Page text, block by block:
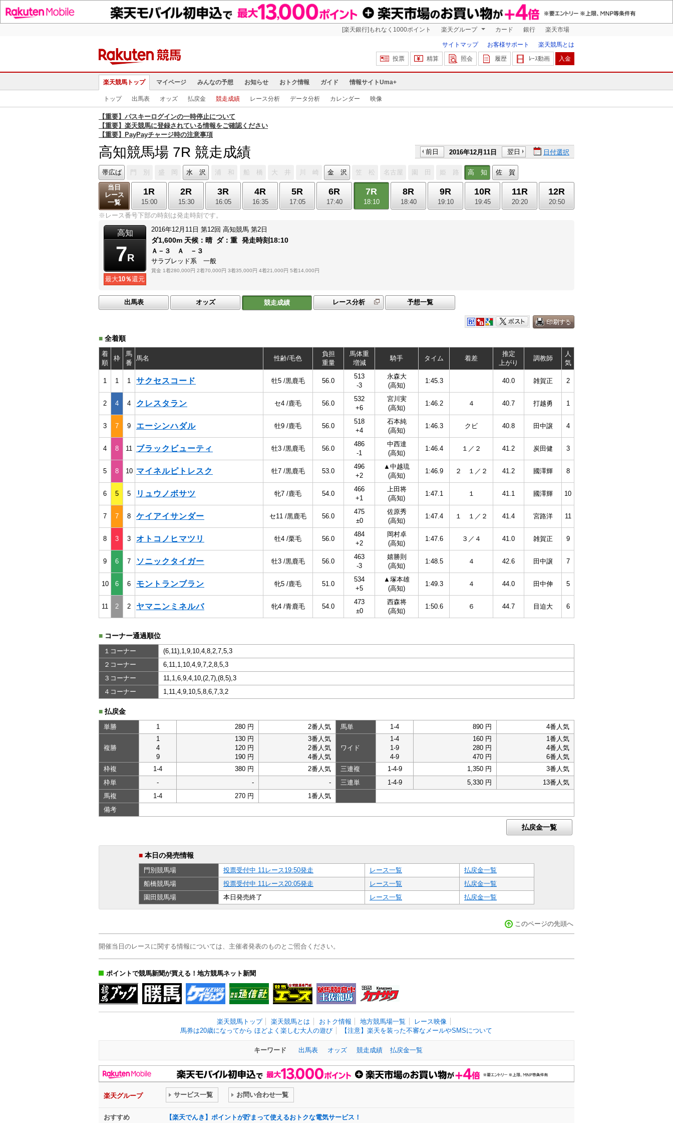
[楽天銀行]もれなく1000ポイント 楽天グループ カード 銀行 楽天市場
サイトマップ お客様サポート
楽天競馬とは
投票
精算 照会 履歴 ﾚｰｽ動画 入金
楽天競馬トップ マイページ みんなの予想 お知らせ おトク情報 ガイド 情報サイトUma+
トップ 出馬表 オッズ 払戻金 競走成績 レース分析 データ分析 カレンダー 映像
【重要】パスキーログインの一時停止について
【重要】楽天競馬に登録されている情報をご確認ください
【重要】PayPayチャージ時の注意事項
高知競馬場 7R 競走成績 前日 2016年12月11日 翌日 日付選択
帯広ば 門 別 盛 岡 水 沢 浦 和 船 橋 大 井 川 崎 金 沢 笠 松 名古屋 園 田 姫 路 高 知
佐 賀
当日
レース
一覧
1R
15:00
2R
15:30
3R
16:05
4R
16:35
5R
17:05
6R
17:40
7R
18:10
8R
18:40
9R
19:10
10R
19:45
11R
20:20
12R
20:50
※レース番号下部の時刻は発走時刻です。
高知
7R
最大10％還元
2016年12月11日 第12回 高知競馬 第2日
ダ1,600m 天候： 晴 ダ：重 発走時刻18:10
Ａ－３ Ａ －３
サラブレッド系 一般
賞金 1着280,000円 2着70,000円 3着35,000円 4着21,000円 5着14,000円
出馬表 オッズ 競走成績 レース分析 予想一覧
■ 全着順
着
順
枠
馬
番
馬名 性齢/毛色
負担
重量
馬体重
増減
騎手 タイム 着差
推定
上がり
調教師
人
気
1 1 1 サクセスコード 牡5 /黒鹿毛 56.0
513
-3
永森大
(高知)
1:45.3 40.0 雑賀正 2
2 4 4 クレスタラン セ4 /鹿毛 56.0
532
+6
宮川実
(高知)
1:46.2 ４ 40.7 打越勇 1
3 7 9 エーシンハダル 牡9 /鹿毛 56.0
518
+4
石本純
(高知)
1:46.3 クビ 40.8 田中譲 4
4 8 11 ブラックビューティ 牡3 /黒鹿毛 56.0
486
-1
中西達
(高知)
1:46.4 １／２ 41.2 炭田健 3
5 8 10 マイネルピトレスク 牡7 /黒鹿毛 53.0
496
+2
▲中越琉
(高知)
1:46.9 ２ １／２ 41.2 國澤輝 8
6 5 5 リュウノボサツ 牝7 /鹿毛 54.0
466
+1
上田将
(高知)
1:47.1 １ 41.1 國澤輝 10
7 7 8 ケイアイサンダー セ11 /黒鹿毛 56.0
475
±0
佐原秀
(高知)
1:47.4 １ １／２ 41.4 宮路洋 11
8 3 3 オトコノヒマツリ 牡4 /栗毛 56.0
484
+2
岡村卓
(高知)
1:47.6 ３／４ 41.0 雑賀正 9
9 6 7 ソニックタイガー 牡3 /黒鹿毛 56.0
463
-3
嬉勝則
(高知)
1:48.5 ４ 42.6 田中譲 7
10 6 6 モントランブラン 牝5 /鹿毛 51.0
534
+5
▲塚本雄
(高知)
1:49.3 ４ 44.0 田中伸 5
11 2 2 ヤマニンミネルバ 牝4 /青鹿毛 54.0
473
±0
西森将
(高知)
1:50.6 ６ 44.7 目迫大 6
■ コーナー通過順位
１コーナー
(6,11),1,9,10,4,8,2,7,5,3
２コーナー
6,11,1,10,4,9,7,2,8,5,3
３コーナー
11,1,6,9,4,10,(2,7),(8,5),3
４コーナー
1,11,4,9,10,5,8,6,7,3,2
■ 払戻金
単勝 1 280 円 2番人気 馬単 1-4 890 円 4番人気
複勝
1
4
9
130 円
120 円
190 円
3番人気
2番人気
4番人気
ワイド
1-4
1-9
4-9
160 円
280 円
470 円
1番人気
4番人気
6番人気
枠複
1-4 380 円 2番人気 三連複 1-4-9 1,350 円
3番人気
枠単
- - - 三連単 1-4-9 5,330 円
13番人気
馬複
1-4 270 円
1番人気
備考
払戻金一覧
■ 本日の発売情報
門別競馬場 投票受付中 11レース19:50発走 レース一覧
払戻金一覧
船橋競馬場 投票受付中 11レース20:05発走 レース一覧
払戻金一覧
園田競馬場 本日発売終了 レース一覧 払戻金一覧
このページの先頭へ
開催当日のレースに関する情報については、主催者発表のものとご照合ください。
ポイントで競馬新聞が買える！地方競馬ネット新聞
楽天競馬トップ 楽天競馬とは おトク情報 地方競馬場一覧
レース映像
馬券は20歳になってから ほどよく楽しむ大人の遊び
【注意】楽天を装った不審なメールやSMSについて
キーワード 出馬表 オッズ 競走成績 払戻金一覧
楽天グループ サービス一覧 お問い合わせ一覧
おすすめ 【楽天でんき】ポイントが貯まって使えるおトクな電気サービス！